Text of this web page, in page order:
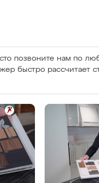
позвоните нам по
быстро рассчитает